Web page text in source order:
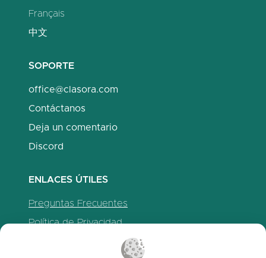
Français
中文
SOPORTE
office@clasora.com
Contáctanos
Deja un comentario
Discord
ENLACES ÚTILES
Preguntas Frecuentes
Política de Privacidad